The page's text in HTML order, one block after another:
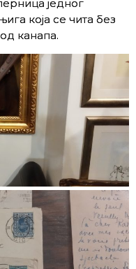
једног
која се чита без
канапа.